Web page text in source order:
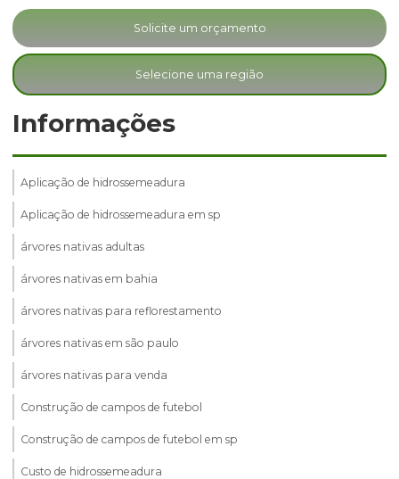
Solicite um orçamento
Selecione uma região
Informações
Aplicação de hidrossemeadura
Aplicação de hidrossemeadura em sp
árvores nativas adultas
árvores nativas em bahia
árvores nativas para reflorestamento
árvores nativas em são paulo
árvores nativas para venda
Construção de campos de futebol
Construção de campos de futebol em sp
Custo de hidrossemeadura